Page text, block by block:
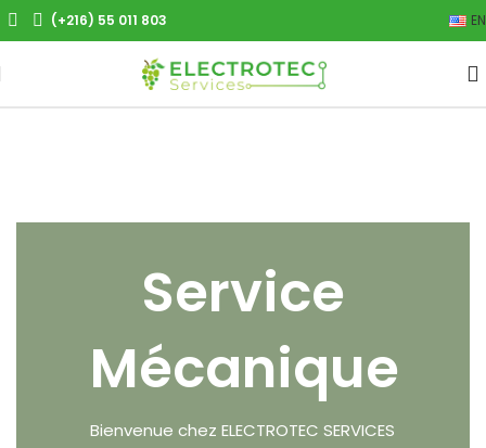
(+216) 55 011 803 EN
Service
Mécanique
Bienvenue chez ELECTROTEC SERVICES